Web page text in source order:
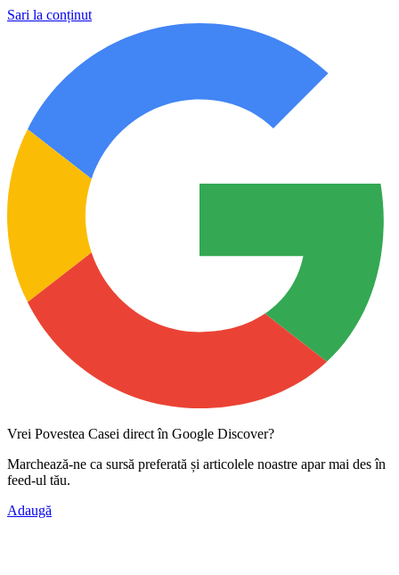
Sari la conținut
Vrei Povestea Casei direct în Google Discover?
Marchează-ne ca sursă preferată și articolele noastre apar mai des în
feed-ul tău.
Adaugă